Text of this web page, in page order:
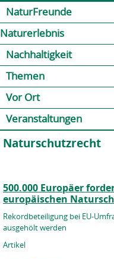
NaturFreunde
Naturerlebnis
Nachhaltigkeit
Themen
Vor Ort
Veranstaltungen
Naturschutzrecht
500.000 Europäer
europäischen
Rekordbeteiligung bei EU-
ausgehölt werden
Artikel